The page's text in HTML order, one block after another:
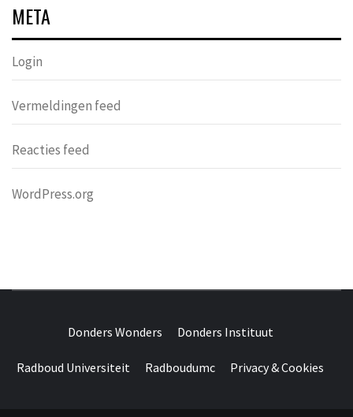
META
Login
Vermeldingen feed
Reacties feed
WordPress.org
WONDERS
Donders Wonders Donders Instituut
Radboud Universiteit Radboudumc Privacy & Cookies